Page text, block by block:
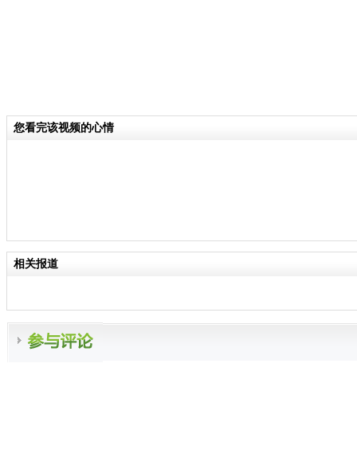
您看完该视频的心情
相关报道